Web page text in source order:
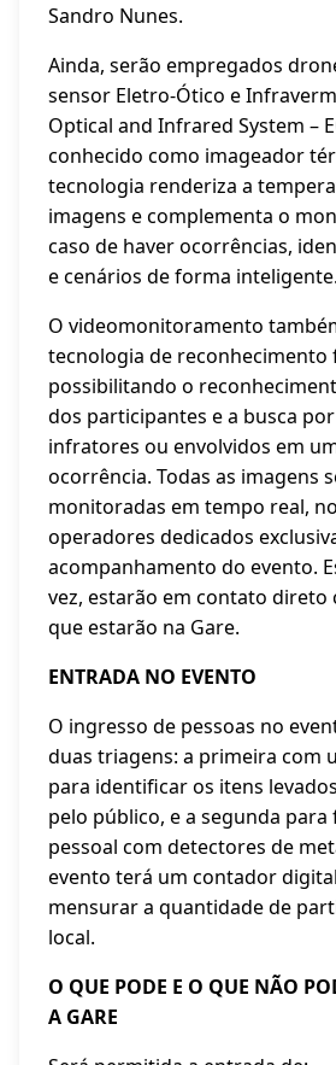
Sandro Nunes.
Ainda, serão empregados
sensor Eletro-Ótico e
Optical and Infrared System –
conhecido como imageador
tecnologia renderiza a
imagens e complementa o
caso de haver ocorrências,
e cenários de forma inteligente.
O videomonitoramento
tecnologia de reconhecimento
possibilitando o
dos participantes e a busca
infratores ou envolvidos em
ocorrência. Todas as imagens
monitoradas em tempo real,
operadores dedicados
acompanhamento do evento.
vez, estarão em contato direto
que estarão na Gare.
ENTRADA NO EVENTO
O ingresso de pessoas no
duas triagens: a primeira com
para identificar os itens
pelo público, e a segunda para
pessoal com detectores de
evento terá um contador
mensurar a quantidade de
local.
O QUE PODE E O QUE NÃO
A GARE